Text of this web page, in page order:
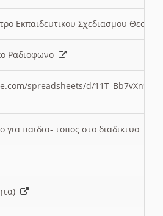
Εκπαιδευτικου Σχεδιασμου
Ραδιοφωνο
spreadsheets/d/
για παιδια- τοπος στο διαδικτυο